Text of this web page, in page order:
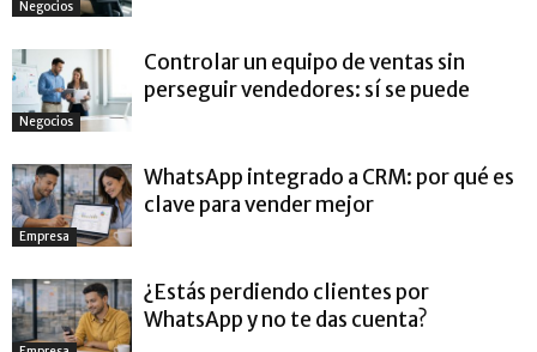
Negocios
Negocios
Controlar un equipo de ventas sin
perseguir vendedores: sí se puede
Empresa
WhatsApp integrado a CRM: por qué es
clave para vender mejor
¿Estás perdiendo clientes por
WhatsApp y no te das cuenta?